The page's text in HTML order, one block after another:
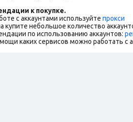
к покупке.
с аккаунтами используйте прокси
купите небольшое количество
по использованию аккаунтов:
каких сервисов можно работать с